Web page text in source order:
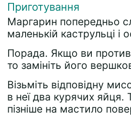
Приготування
Маргарин попередньо
маленькій каструльці і
Порада. Якщо ви
то замініть його
Візьміть відповідну
в неї два курячих яйця.
пізніше на мастило